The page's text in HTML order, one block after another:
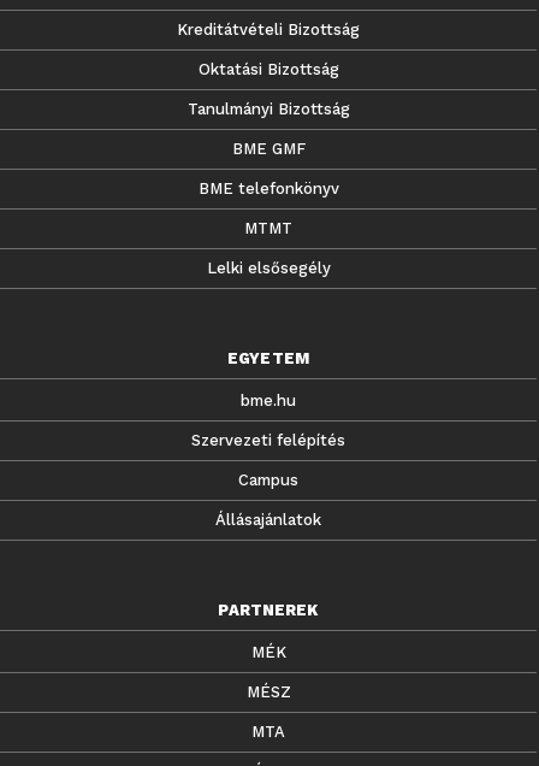
Kreditátvételi Bizottság
Oktatási Bizottság
Tanulmányi Bizottság
BME GMF
BME telefonkönyv
MTMT
Lelki elsősegély
EGYETEM
bme.hu
Szervezeti felépítés
Campus
Állásajánlatok
PARTNEREK
MÉK
MÉSZ
MTA